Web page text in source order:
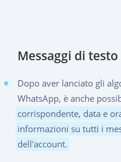
Messaggi di testo
Dopo aver lanciato gli
WhatsApp, è anche
corrispondente, data e
informazioni su tutti i
dell'account.